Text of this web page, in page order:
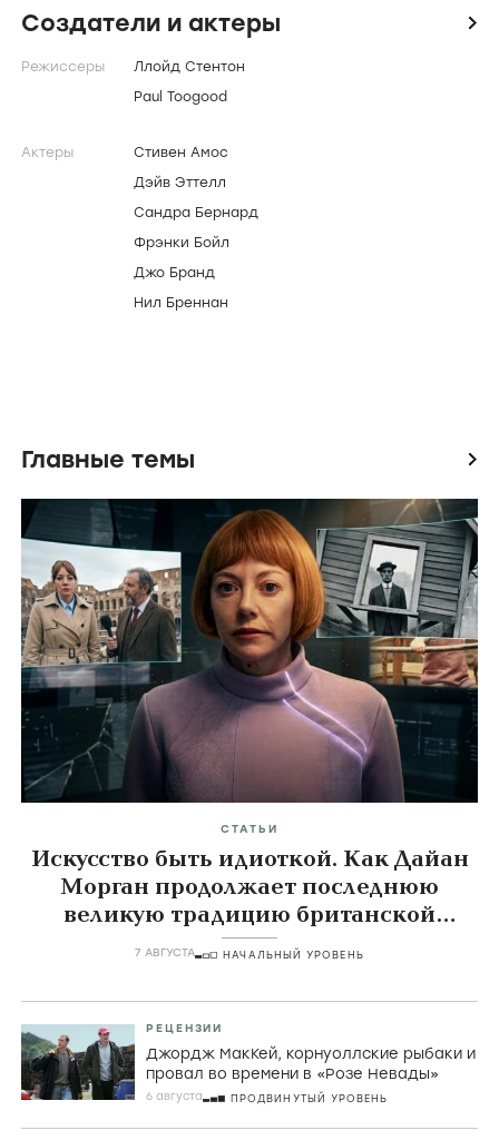
Создатели и актеры icon
Режиссеры
Ллойд Стентон
Paul Toogood
Актеры
Стивен Амос
Дэйв Эттелл
Сандра Бернард
Фрэнки Бойл
Джо Бранд
Нил Бреннан
Главные темы icon
СТАТЬИ
Искусство быть идиоткой. Как Дайан
Морган продолжает последнюю
великую традицию британской
комедии
7 АВГУСТА НАЧАЛЬНЫЙ УРОВЕНЬ
РЕЦЕНЗИИ
Джордж МакКей, корнуоллские рыбаки и
провал во времени в «Розе Невады»
6 августа ПРОДВИНУТЫЙ УРОВЕНЬ